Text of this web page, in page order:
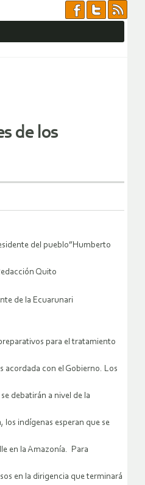
de los
del pueblo”Humberto
Quito
de la Ecuarunari
para el tratamiento
acordada con el Gobierno. Los
debatirán a nivel de la
los indígenas esperan que se
en la Amazonía. Para
en la dirigencia que terminará